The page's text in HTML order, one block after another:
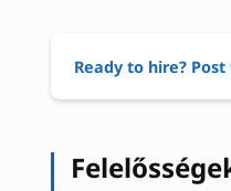
Ready to hire?